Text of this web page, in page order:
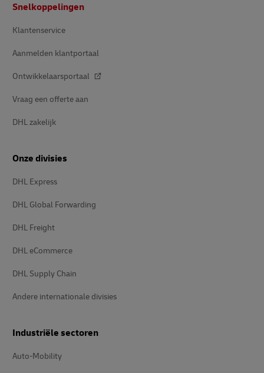
Snelkoppelingen
Klantenservice
Aanmelden klantportaal
Ontwikkelaarsportaal
Vraag een offerte aan
DHL zakelijk
Onze divisies
DHL Express
DHL Global Forwarding
DHL Freight
DHL eCommerce
DHL Supply Chain
Andere internationale divisies
Industriële sectoren
Auto-Mobility